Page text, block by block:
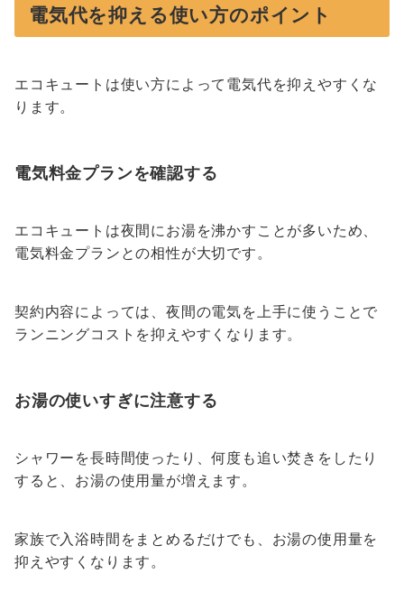
電気代を抑える使い方のポイント
エコキュートは使い方によって電気代を抑えやすくな
ります。
電気料金プランを確認する
エコキュートは夜間にお湯を沸かすことが多いため、
電気料金プランとの相性が大切です。
契約内容によっては、夜間の電気を上手に使うことで
ランニングコストを抑えやすくなります。
お湯の使いすぎに注意する
シャワーを長時間使ったり、何度も追い焚きをしたり
すると、お湯の使用量が増えます。
家族で入浴時間をまとめるだけでも、お湯の使用量を
抑えやすくなります。